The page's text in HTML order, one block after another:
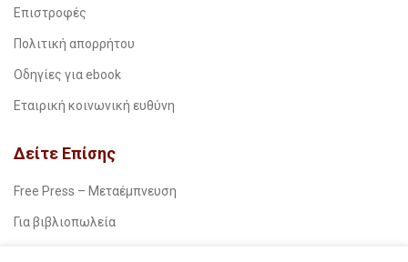
Επιστροφές
Πολιτική απορρήτου
Οδηγίες για ebook
Εταιρική κοινωνική ευθύνη
Δείτε Επίσης
Free Press – Μεταέμπνευση
Για βιβλιοπωλεία